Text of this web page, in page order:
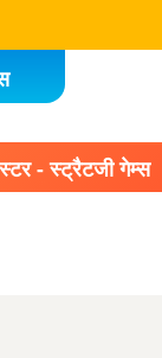
- स्ट्रैटजी गेम्स